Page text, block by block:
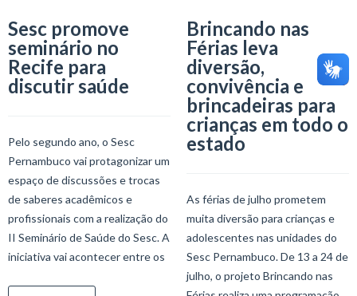
Sesc promove
seminário no
Recife para
discutir saúde
Pelo segundo ano, o Sesc
Pernambuco vai protagonizar um
espaço de discussões e trocas
de saberes acadêmicos e
profissionais com a realização do
II Seminário de Saúde do Sesc. A
iniciativa vai acontecer entre os
Brincando nas
Férias leva
diversão,
convivência e
brincadeiras para
crianças em todo o
estado
As férias de julho prometem
muita diversão para crianças e
adolescentes nas unidades do
Sesc Pernambuco. De 13 a 24 de
julho, o projeto Brincando nas